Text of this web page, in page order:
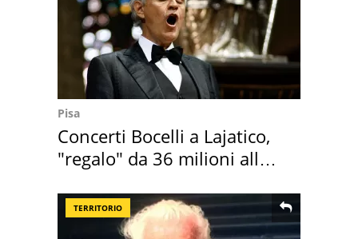
Pisa
Concerti Bocelli a Lajatico,
"regalo" da 36 milioni alla
TERRITORIO